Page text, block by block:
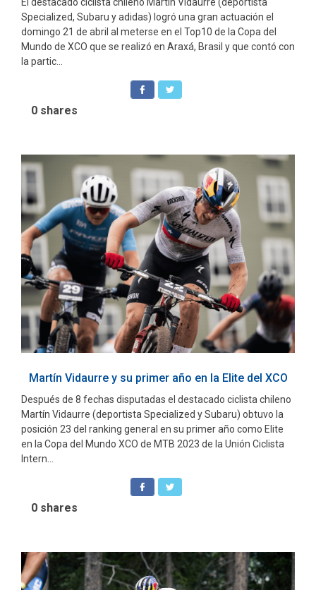
Specialized, Subaru y adidas) logró una gran actuación el
domingo 21 de abril al meterse en el Top10 de la Copa del
Mundo de XCO que se realizó en Araxá, Brasil y que contó con
la partic...
0 shares
Martín Vidaurre y su primer año en la Elite del XCO
Después de 8 fechas disputadas el destacado ciclista chileno
Martín Vidaurre (deportista Specialized y Subaru) obtuvo la
posición 23 del ranking general en su primer año como Elite
en la Copa del Mundo XCO de MTB 2023 de la Unión Ciclista
Intern...
0 shares